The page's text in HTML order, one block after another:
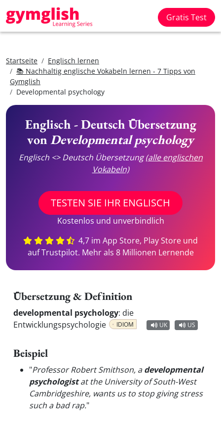
Gratis Test
Startseite
Englisch lernen
📚 Nachhaltig englische Vokabeln lernen - 7 Tipps von
Gymglish
Developmental psychology
Englisch - Deutsch Übersetzung
vonDevelopmental psychology
Englisch <> Deutsch Übersetzung(alle englischen
Vokabeln)
TESTEN SIE IHR ENGLISCH
Kostenlos und unverbindlich
4,7 im App Store, Play Store und
auf Trustpilot. Mehr als 8 Millionen Lernende
Übersetzung & Definition
developmental psychology: die
Entwicklungspsychologie
IDIOM UK US
Beispiel
"Professor Robert Smithson, adevelopmental
psychologistat the University of South-West
Cambridgeshire, wants us to stop giving stress
such a bad rap."